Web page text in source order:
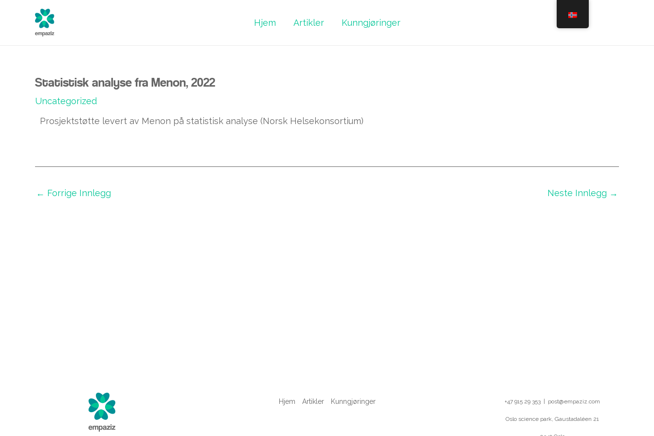
Hjem Artikler Kunngjøringer
Statistisk analyse fra Menon, 2022
Uncategorized
Prosjektstøtte levert av Menon på statistisk analyse (Norsk Helsekonsortium)
Post
navigation
← Forrige Innlegg Neste Innlegg →
Hjem Artikler Kunngjøringer +47 915 29 353 | post@empaziz.com
Oslo science park, Gaustadaléen 21